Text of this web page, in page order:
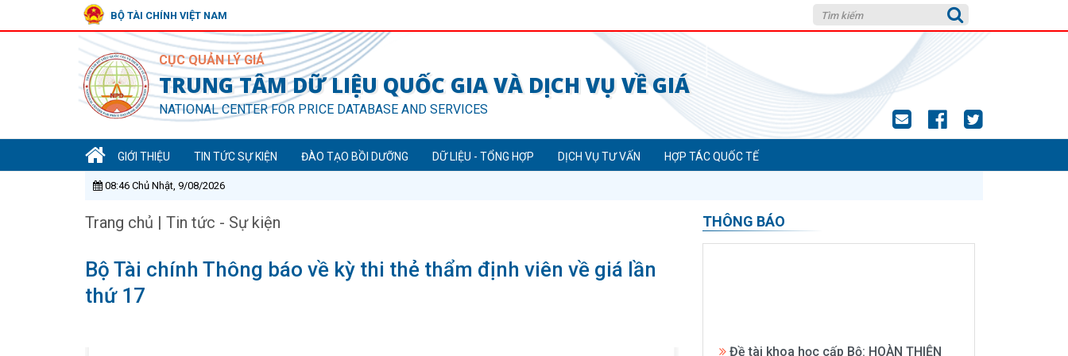
BỘ TÀI CHÍNH VIỆT NAM
CỤC QUẢN LÝ GIÁ
TRUNG TÂM DỮ LIỆU QUỐC GIA VÀ DỊCH VỤ VỀ GIÁ
NATIONAL CENTER FOR PRICE DATABASE AND SERVICES
GIỚI THIỆU TIN TỨC SỰ KIỆN ĐÀO TẠO BỒI DƯỠNG DỮ LIỆU - TỔNG HỢP DỊCH VỤ TƯ VẤN HỢP TÁC QUỐC TẾ
08:46 Chủ Nhật, 9/08/2026
Trang chủ | Tin tức - Sự kiện
Bộ Tài chính Thông báo về kỳ thi thẻ thẩm định viên về giá lần
thứ 17
THÔNG BÁO